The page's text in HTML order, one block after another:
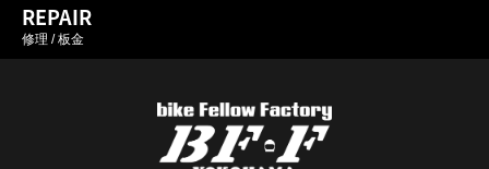
REPAIR
修理 / 板金